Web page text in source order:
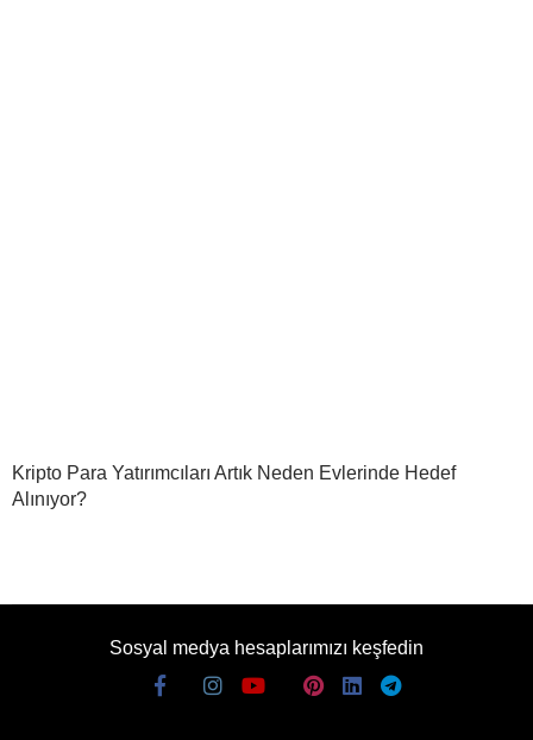
Kripto Para Yatırımcıları Artık Neden Evlerinde Hedef
Alınıyor?
Sosyal medya hesaplarımızı keşfedin